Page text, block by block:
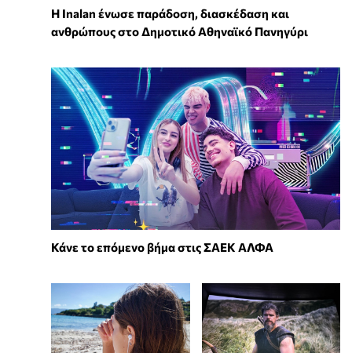
Η Inalan ένωσε παράδοση, διασκέδαση και
ανθρώπους στο Δημοτικό Αθηναϊκό Πανηγύρι
Κάνε το επόμενο βήμα στις ΣΑΕΚ ΑΛΦΑ